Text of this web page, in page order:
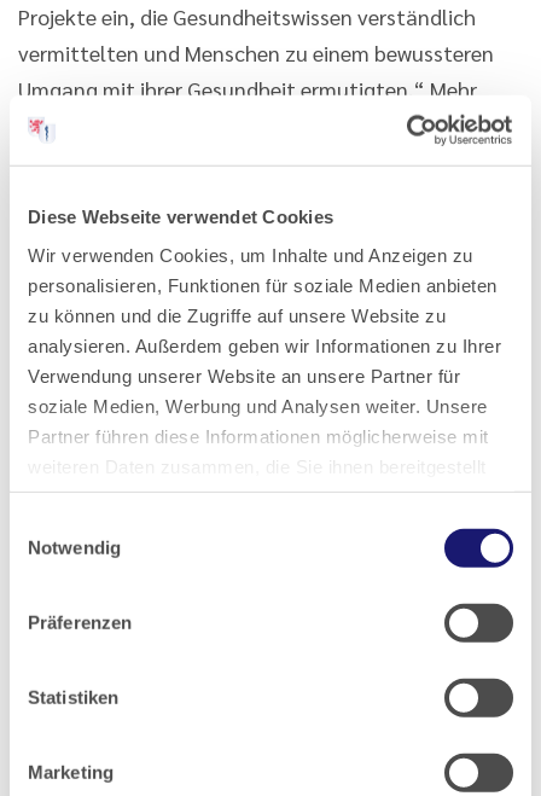
Diese Webseite verwendet Cookies
Wir verwenden Cookies, um Inhalte und Anzeigen zu
personalisieren, Funktionen für soziale Medien anbieten
zu können und die Zugriffe auf unsere Website zu
analysieren. Außerdem geben wir Informationen zu Ihrer
Verwendung unserer Website an unsere Partner für
soziale Medien, Werbung und Analysen weiter. Unsere
Partner führen diese Informationen möglicherweise mit
weiteren Daten zusammen, die Sie ihnen bereitgestellt
haben oder die sie im Rahmen Ihrer Nutzung der Dienste
Notwendig
Präferenzen
Statistiken
Marketing
Projekte ein, die Gesundheitswissen verständlich
vermittelten und Menschen zu einem bewussteren
Umgang mit ihrer Gesundheit ermutigten.“ Mehr
über Katja Möhrles Arbeit und ihren Abschied aus der
Kammer lesen Siehier.
21.10.2025
Hessisches Ärzteblatt
Ausgabe 11/2025
Artikel geschrieben von:
Redaktion HÄBL